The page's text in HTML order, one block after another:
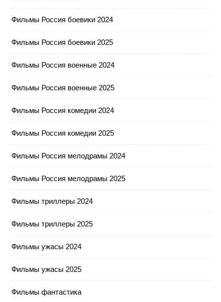
Фильмы Россия боевики 2024
Фильмы Россия боевики 2025
Фильмы Россия военные 2024
Фильмы Россия военные 2025
Фильмы Россия комедии 2024
Фильмы Россия комедии 2025
Фильмы Россия мелодрамы 2024
Фильмы Россия мелодрамы 2025
Фильмы триллеры 2024
Фильмы триллеры 2025
Фильмы ужасы 2024
Фильмы ужасы 2025
Фильмы фантастика